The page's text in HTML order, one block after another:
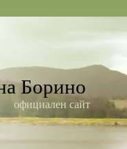
Борино
официален сайт